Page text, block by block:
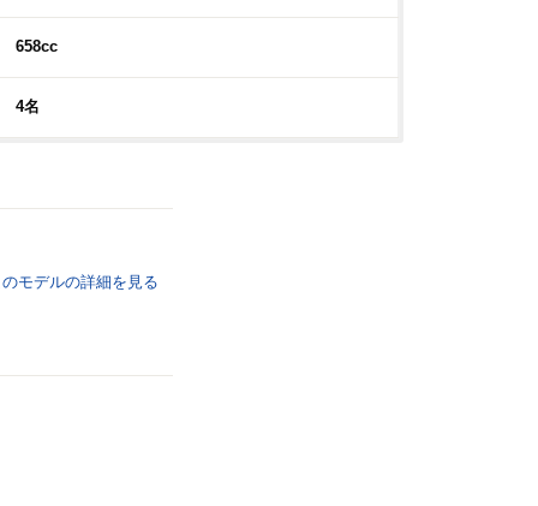
658cc
4名
のモデルの詳細を 見る